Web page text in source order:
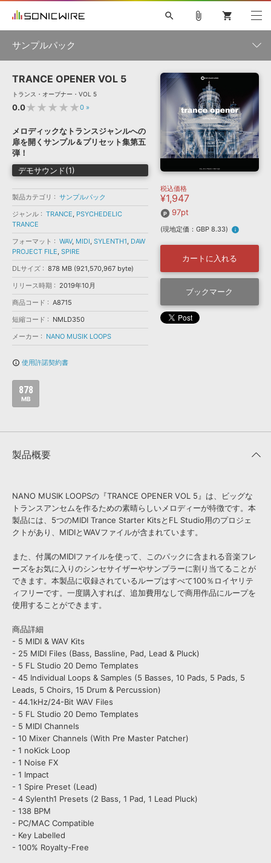
ソフト音源 »
プラグイン・エフェクト »
サンプルパック »
ソフトウェア／ツール »
DAW »
効果音 »
BGM »
キャンペーン »
特集 »
ニュースレター »
SONICWIREブログ »
製品サポート情報 »
DTMガイド »
FAQ »
お問い合わせ »
音楽カード
楽曲配信流通 サービス
無償のサウンド管理ソフト
APS
SLS
search
初音ミク NT 鏡音リン・レン V4X 巡音ルカ V4X
MEIKO V3
KAITO V3
VOCALOID TOONTRACK
SPITFIRE AUDIO
VIENNA
EZ DRUMMER 3
ライセンスフリーBGM
サンプルパックを試そう
ボーカル抜き出し
DUBSTEP
ELECTRONICA
EDM TRANCE MUTANT
ROUTER.FM
ソフト音源 プラグイン・エフェクト
ソフトウェア／ツール 効果音
attach_file shopping_cart
サンプルパック
製品一覧
ジャンル
メーカー
フォーマット
ランキング
TRANCE OPENER VOL 5
トランス・オープナー・VOL 5
0.0★★★★★0 »
メロディックなトランスジャンルへの
扉を開くサンプル＆プリセット集第五
弾！
デモサウンド(1)
製品カテゴリ
サンプルパック
ジャンル
TRANCE, PSYCHEDELIC
TRANCE
フォーマット
WAV, MIDI, SYLENTH1, DAW
PROJECT FILE, SPIRE
DLサイズ
878 MB (921,570,967 byte)
リリース時期
2019年10月
商品コード
A8715
短縮コード
NMLD350
メーカー
NANO MUSIK LOOPS
info_outline 使用許諾契約書
878
MB
税込価格
¥1,947
97pt
(現地定価：GBP 8.33) info
カートに入れる
ブックマーク
製品概要
NANO MUSIK LOOPSの『TRANCE OPENER VOL 5』は、ビッグな
トランスアンセムを作るための素晴らしいメロディーが特徴です。本
製品には、5つのMIDI Trance Starter KitsとFL Studio用のプロジェ
クトがあり、MIDIとWAVファイルが含まれています。
また、付属のMIDIファイルを使って、このパックに含まれる音楽フレ
ーズをお気に入りのシンセサイザーやサンプラーに割り当てることが
できます。本製品に収録されているループはすべて100％ロイヤリテ
ィフリーです。一度購入すれば、追加費用なしで商用作品にループを
使用することができます。
商品詳細
- 5 MIDI & WAV Kits
- 25 MIDI Files (Bass, Bassline, Pad, Lead & Pluck)
- 5 FL Studio 20 Demo Templates
- 45 Individual Loops & Samples (5 Basses, 10 Pads, 5 Pads, 5
Leads, 5 Choirs, 15 Drum & Percussion)
- 44.1kHz/24-Bit WAV Files
- 5 FL Studio 20 Demo Templates
- 5 MIDI Channels
- 10 Mixer Channels (With Pre Master Patcher)
- 1 noKick Loop
- 1 Noise FX
- 1 Impact
- 1 Spire Preset (Lead)
- 4 Sylenth1 Presets (2 Bass, 1 Pad, 1 Lead Pluck)
- 138 BPM
- PC/MAC Compatible
- Key Labelled
- 100% Royalty-Free